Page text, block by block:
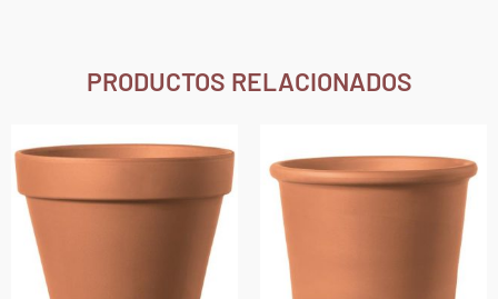
PRODUCTOS RELACIONADOS